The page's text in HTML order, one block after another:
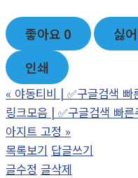
좋아요 0 싫
인쇄
« 야동티비 | ✅구글검색
링크모음 | ✅구글검색 빠
아지트 고정 »
목록보기 답글쓰기
글수정 글삭제